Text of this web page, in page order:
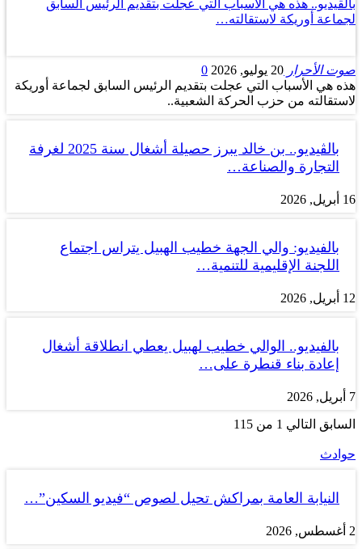
بالڤيديو.. هذه هي الأسباب التي عجلت بتقديم الرئيس السابق
لجماعة أوريكة لاستقالته…
صوت الأحرار 20 يوليو, 2026
0
هذه هي الأسباب التي عجلت بتقديم الرئيس السابق لجماعة أوريكة
لاستقالته من حزب الحركة الشعبية..
بالڤيديو.. بن خالد يبرز حصيلة أشغال سنة 2025 لغرفة
التجارة والصناعة…
16 أبريل, 2026
بالفيديو: والي الجهة خطيب الهبيل يتراس اجتماع
اللجنة الإقليمية للتنمية…
12 أبريل, 2026
بالفيديو.. الوالي خطيب لهبيل يعطي انطلاقة أشغال
إعادة بناء قنطرة على…
7 أبريل, 2026
السابق التالي 1 من 115
حوادث
النيابة العامة بمراكش تحيل لصوص “فيديو السكين”…
2 أغسطس, 2026